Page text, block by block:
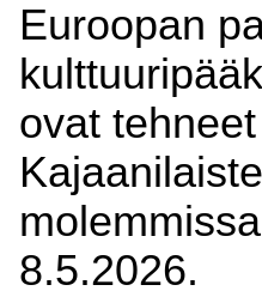
Euroopan
ovat
8.5.2026.